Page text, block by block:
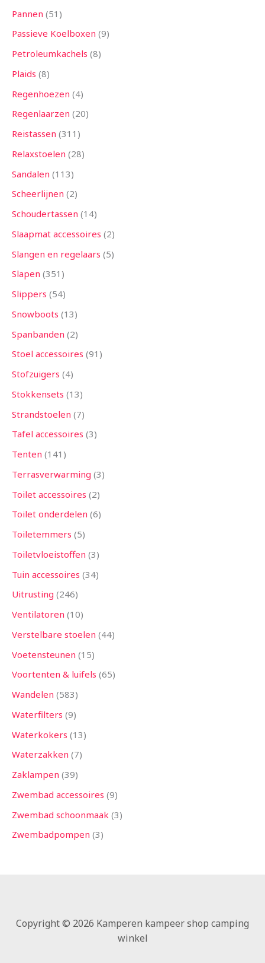
Pannen 51
Passieve Koelboxen 9
Petroleumkachels 8
Plaids 8
Regenhoezen 4
Regenlaarzen 20
Reistassen 311
Relaxstoelen 28
Sandalen 113
Scheerlijnen 2
Schoudertassen 14
Slaapmat accessoires 2
Slangen en regelaars 5
Slapen 351
Slippers 54
Snowboots 13
Spanbanden 2
Stoel accessoires 91
Stofzuigers 4
Stokkensets 13
Strandstoelen 7
Tafel accessoires 3
Tenten 141
Terrasverwarming 3
Toilet accessoires 2
Toilet onderdelen 6
Toiletemmers 5
Toiletvloeistoffen 3
Tuin accessoires 34
Uitrusting 246
Ventilatoren 10
Verstelbare stoelen 44
Voetensteunen 15
Voortenten & luifels 65
Wandelen 583
Waterfilters 9
Waterkokers 13
Waterzakken 7
Zaklampen 39
Zwembad accessoires 9
Zwembad schoonmaak 3
Zwembadpompen 3
Copyright © 2026 Kamperen kampeer shop camping
winkel